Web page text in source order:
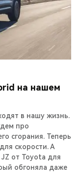
на нашем
в нашу жизнь.
про
сгорания. Теперь
скорости. А
от Toyota для
обгоняла даже